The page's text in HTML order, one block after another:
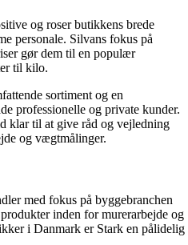
og roser butikkens brede
personale. Silvans fokus på
gør dem til en populær
til kilo.
sortiment og en
professionelle og private kunder.
klar til at give råd og vejledning
og vægtmålinger.
med fokus på byggebranchen
inden for murerarbejde og
i Danmark er Stark en pålidelig